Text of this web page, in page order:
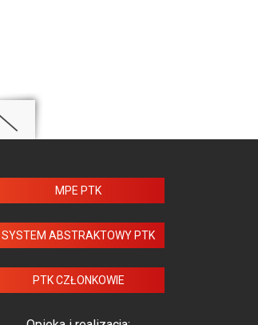
MPE PTK
SYSTEM ABSTRAKTOWY PTK
PTK CZŁONKOWIE